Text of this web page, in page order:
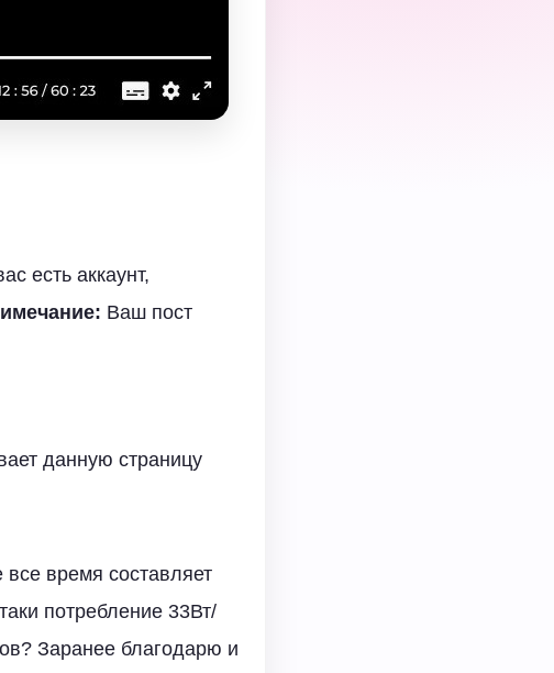
есть аккаунт,
Ваш пост
данную страницу
время составляет
потребление 33Вт/
Заранее благодарю и